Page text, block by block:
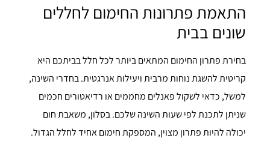
התאמת פתרונות החימום לחללים
שונים בבית
בחירת פתרון החימום המתאים ביותר לכל חלל בביתכם היא
קריטית להשגת נוחות מרבית ויעילות אנרגטית. בחדרי השינה,
למשל, כדאי לשקול פאנלים מחממים או רדיאטורים חכמים
שניתן לתכנת לפי שעות השינה שלכם. בסלון, משאבת חום
יכולה להיות פתרון מצוין, המספקת חימום אחיד לחלל הגדול.